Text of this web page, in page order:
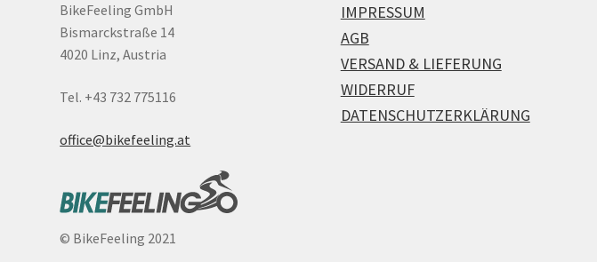
BikeFeeling GmbH
Bismarckstraße 14
4020 Linz, Austria
Tel. +43 732 775116
office@bikefeeling.at
© BikeFeeling 2021
IMPRESSUM
AGB
VERSAND & LIEFERUNG
WIDERRUF
DATENSCHUTZERKLÄRUNG